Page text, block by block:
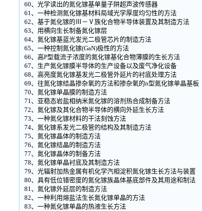
60、光学读出的氮化镓基单量子阱超声波传感器
61、一种检测氮化镓基材料局域光学厚度均匀性的方法
62、基于氮化镓的Ⅲ－Ⅴ族化合物半导体装置及其制造方法
63、用横向生长制备氮化镓层
64、氮化镓基蓝光发光二极管芯片的制造方法
65、一种控制氮化镓(GaN)极性的方法
66、高P型载流子浓度的氮化镓基化合物薄膜的生长方法
67、生产氮化镓膜半导体的生产设备以及废气净化设备
68、高亮度氮化镓基发光二极管外延片的衬底处理方法
69、往氮化镓结晶掺杂氧的方法和掺杂氧的n型氮化镓单晶基板
70、氮化镓单晶膜的制造方法
71、亚稳态岩盐相纳米氮化镓的溶剂热合成制备方法
72、氮化镓及其化合物半导体的横向外延生长方法
73、一种氮化镓材料的干法刻蚀方法
74、氮化镓系发光二极管的结构及其制造方法
75、氮化镓晶体的制造方法
76、氮化镓结晶的制造方法
77、氮化镓晶体的制备方法
78、氮化镓单晶衬底及其制造方法
79、光辐射加热金属有机化学汽相淀积氮化镓生长方法与装置
80、具有低位错密度的氮化镓族晶体基底部件及其用途和制法
81、氮化镓外延层的制造方法
82、一种利用熔盐法生长氮化镓单晶的方法
83、一种氮化镓单晶的热液生长方法